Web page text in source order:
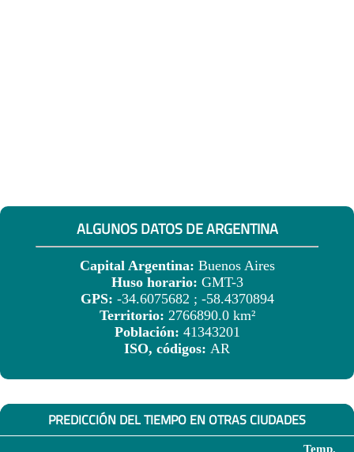
ALGUNOS DATOS DE ARGENTINA
Capital Argentina: Buenos Aires
Huso horario: GMT-3
GPS: -34.6075682 ; -58.4370894
Territorio: 2766890.0 km²
Población: 41343201
ISO, códigos: AR
PREDICCIÓN DEL TIEMPO EN OTRAS CIUDADES
Temp.